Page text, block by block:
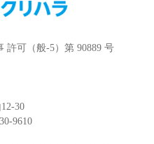
許可（般-5）第 90889 号
30
9610